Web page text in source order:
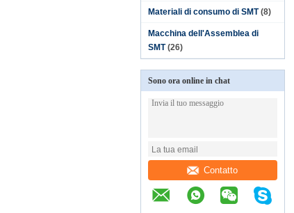
Materiali di consumo di SMT (8)
Macchina dell'Assemblea di
SMT (26)
Sono ora online in chat
Contatto